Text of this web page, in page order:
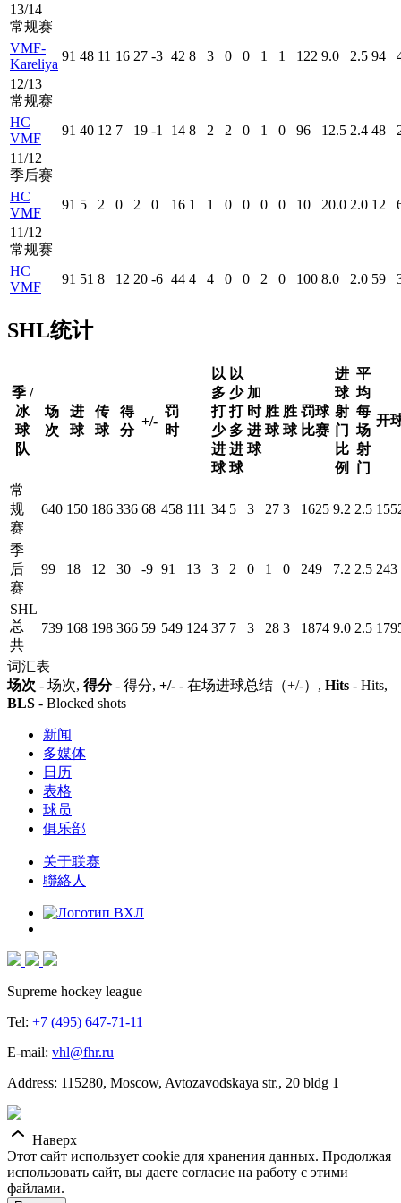
13/14 |
常规赛
VMF-
Kareliya
91 48 11 16 27 -3 42 8 3 0 0 1 1 122 9.0 2.5 94
12/13 |
常规赛
HC
VMF
91 40 12 7 19 -1 14 8 2 2 0 1 0 96 12.5 2.4 48
11/12 |
季后赛
HC
VMF
91 5 2 0 2 0 16 1 1 0 0 0 0 10 20.0 2.0 12
11/12 |
常规赛
HC
VMF
91 51 8 12 20 -6 44 4 4 0 0 2 0 100 8.0 2.0 59
SHL统计
季 /
冰
球
队
场
次
进
球
传
球
得
分
+/-
罚
时
以
多
打
少
进
球
以
少
打
多
进
球
加
时
进
球
胜
球
胜
球
罚球
比赛
进
球
射
门
比
例
平
均
每
场
射
门
开
常
规
赛
640 150 186 336 68 458 111 34 5 3 27 3 1625 9.2 2.5
季
后
赛
99 18 12 30 -9 91 13 3 2 0 1 0 249 7.2 2.5 243
SHL
总
共
739 168 198 366 59 549 124 37 7 3 28 3 1874 9.0 2.5
词汇表
场次 - 场次, 得分- 得分, +/- - 在场进球总结（+/-）, Hits - Hits,
BLS - Blocked shots
新闻
多媒体
日历
表格
球员
俱乐部
关于联赛
聯絡人
Supreme hockey league
Tel: +7 (495) 647-71-11
E-mail: vhl@fhr.ru
Address: 115280, Moscow, Avtozavodskaya str., 20 bldg 1
Наверх
Этот сайт использует cookie для хранения данных. Продолжая
использовать сайт, вы даете согласие на работу с этими
файлами.